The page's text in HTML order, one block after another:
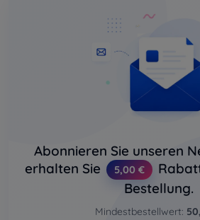
Abonnieren Sie unseren
erhalten Sie
5,00 €
Bestellung.
Mindestbestellwert: